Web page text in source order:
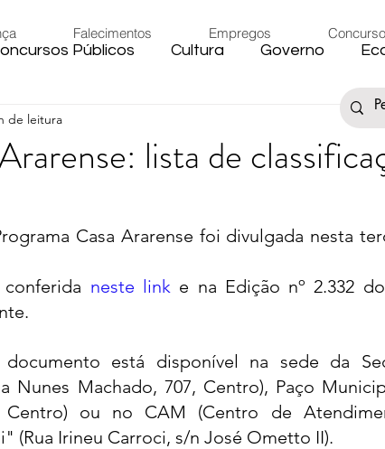
Falecimentos Empregos
Públicos Cultura Governo
Saúde Fake News
lista de
de leitura
Casa Ararense foi divulgada nesta
neste link e na Edição nº 2.332
está disponível na sede da
Nunes Machado, 707, Centro), Paço
Centro) ou no CAM (Centro de
(Rua Irineu Carroci, s/n José Ometto II).